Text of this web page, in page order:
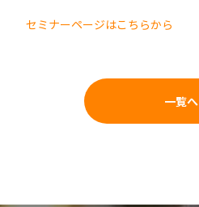
セミナーページはこちらから
一覧へ